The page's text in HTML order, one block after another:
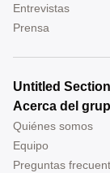
Entrevistas
Prensa
Untitled Section
Acerca del
Quiénes somos
Equipo
Preguntas